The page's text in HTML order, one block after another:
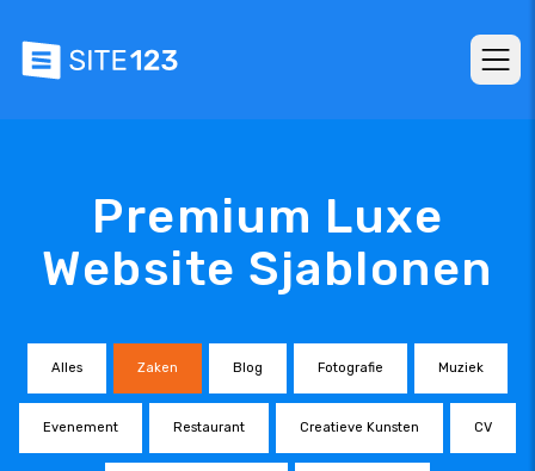
Premium Luxe
Website Sjablonen
Alles Zaken Blog Fotografie Muziek
Evenement Restaurant Creatieve Kunsten CV